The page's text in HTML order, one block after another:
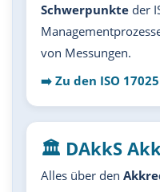
Schwerpunkte der
von Messungen.
➡️ Zu den ISO
🏛️ DAkkS
Alles über den